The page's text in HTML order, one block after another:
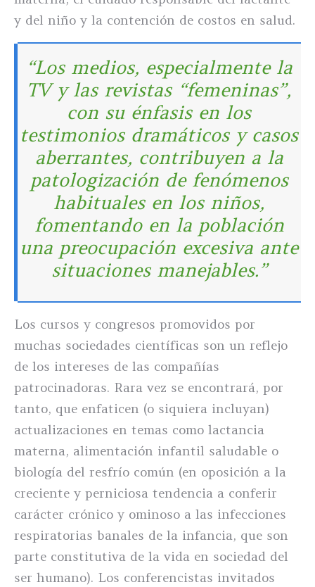
y del niño y la contención de costos en salud.
“Los medios, especialmente la
TV y las revistas “femeninas”,
con su énfasis en los
testimonios dramáticos y casos
aberrantes, contribuyen a la
patologización de fenómenos
habituales en los niños,
fomentando en la población
una preocupación excesiva ante
situaciones manejables.”
Los cursos y congresos promovidos por
muchas sociedades científicas son un reflejo
de los intereses de las compañías
patrocinadoras. Rara vez se encontrará, por
tanto, que enfaticen (o siquiera incluyan)
actualizaciones en temas como lactancia
materna, alimentación infantil saludable o
biología del resfrío común (en oposición a la
creciente y perniciosa tendencia a conferir
carácter crónico y ominoso a las infecciones
respiratorias banales de la infancia, que son
parte constitutiva de la vida en sociedad del
ser humano). Los conferencistas invitados